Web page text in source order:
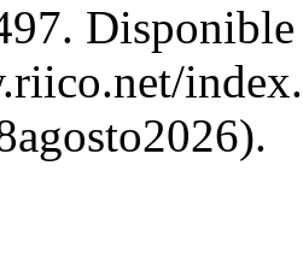
Disponible